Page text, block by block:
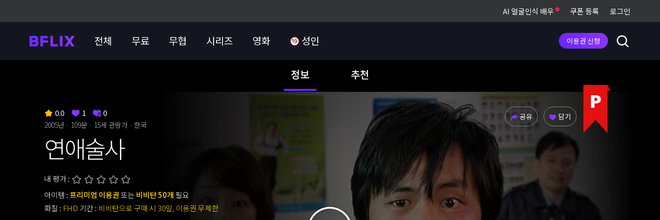
AI 얼굴인식 배우 쿠폰 등록 로그인
전체 무료 무협 시리즈 영화 성인 이용권 신청
정보 추천
0.0 1 0
2005년 · 109분 · 15세 관람가 · 한국
연애술사
내 평가 :
아이템 :프리미엄 이용권또는 비비탄 50개 필요
화질 : FHD 기간 : 비비탄으로 구매 시 30일, 이용권 무제한
공유 담기